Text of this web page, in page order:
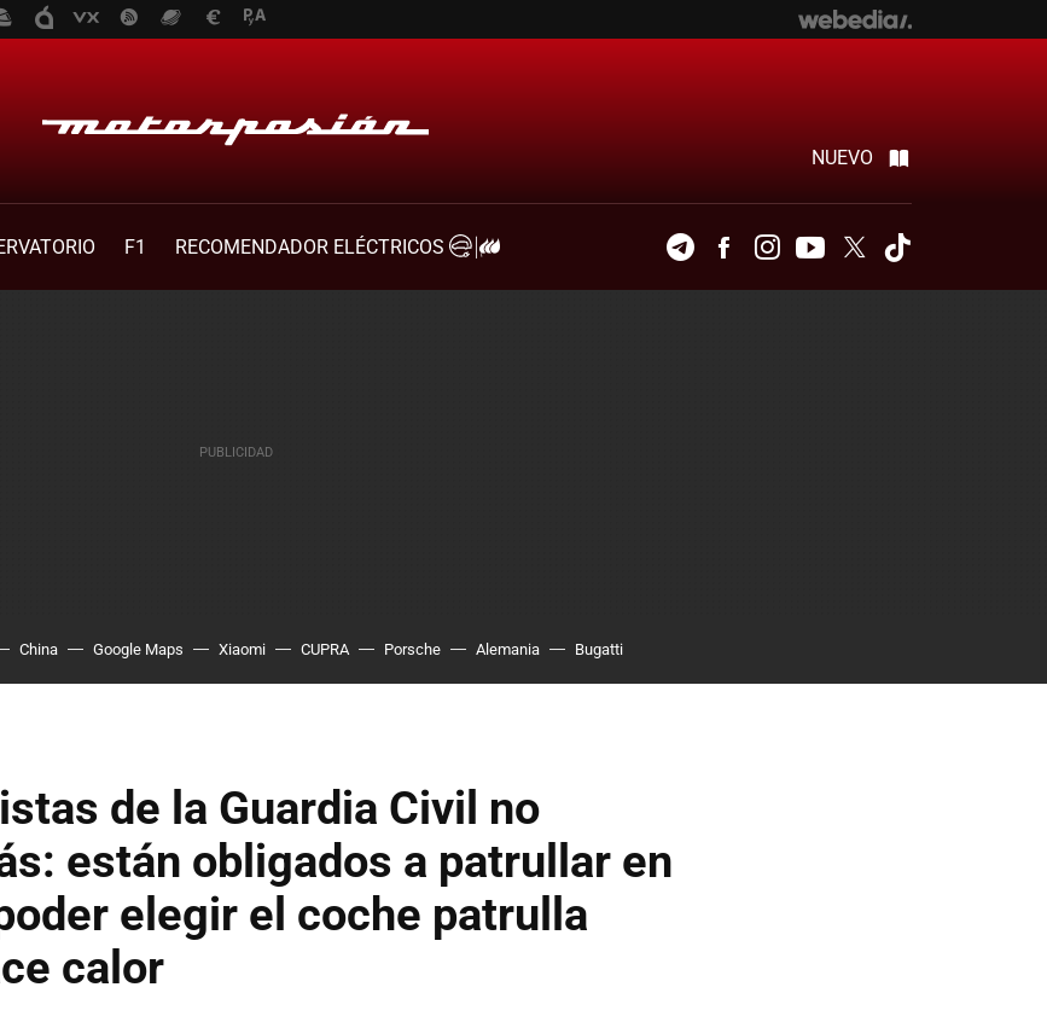
NUEVO
F1
RECOMENDADOR ELÉCTRICOS
TelegramFacebookInstagramYoutubeTwitter
China Google Maps Xiaomi CUPRA Porsche Alemania Bugatti
de la Guardia Civil no
están obligados a patrullar en
elegir el coche patrulla
calor